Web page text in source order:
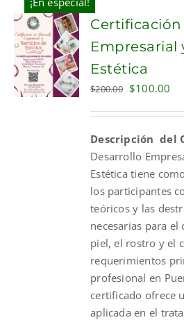
ADD TO
CART
Empresarial
Estética
$200.00 Original
$200.00.
$100.00
Descripción del
Desarrollo
Estética tiene
los participantes
teóricos y las
necesarias para
piel, el rostro y el
requerimientos
profesional en
certificado ofrece
aplicada en el